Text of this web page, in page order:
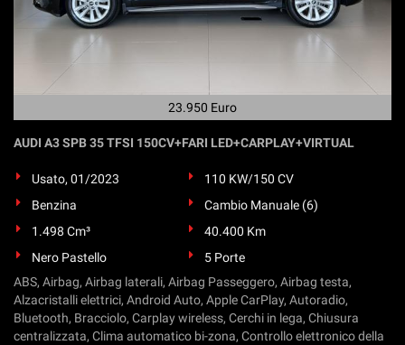
23.950 Euro
AUDI A3 SPB 35 TFSI 150CV+FARI LED+CARPLAY+VIRTUAL
Usato, 01/2023
110 KW/150 CV
Benzina
Cambio Manuale (6)
1.498 Cm³
40.400 Km
Nero Pastello
5 Porte
ABS, Airbag, Airbag laterali, Airbag Passeggero, Airbag testa,
Alzacristalli elettrici, Android Auto, Apple CarPlay, Autoradio,
Bluetooth, Bracciolo, Carplay wireless, Cerchi in lega, Chiusura
centralizzata, Clima automatico bi-zona, Controllo elettronico della